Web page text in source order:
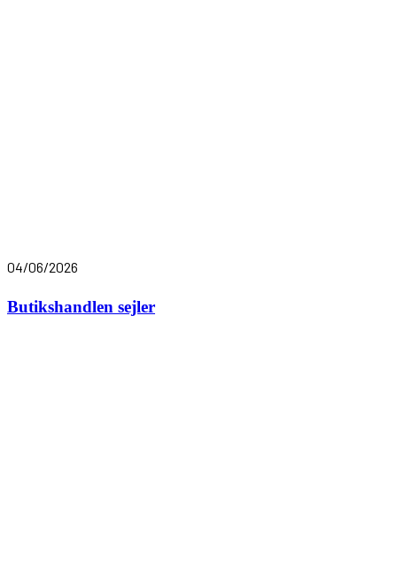
04/06/2026
Butikshandlen sejler